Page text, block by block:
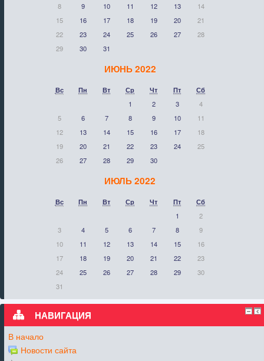
8
9 10 11 12 13
14
15
16 17 18 19 20
21
22
23 24 25 26 27
28
29
30 31
ИЮНЬ 2022
Вс Пн Вт Ср Чт Пт
Сб
1
2 3
4
5
6 7 8 9 10
11
12
13 14 15 16 17
18
19
20 21 22 23 24
25
26
27 28 29 30
ИЮЛЬ 2022
Вс Пн Вт Ср Чт Пт
Сб
1
2
3
4 5 6 7 8
9
10
11 12 13 14 15
16
17
18 19 20 21 22
23
24
25 26 27 28 29
30
31
НАВИГАЦИЯ
В начало
Новости сайта